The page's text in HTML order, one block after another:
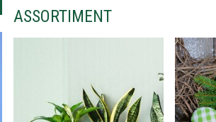
ASSORTIMENT